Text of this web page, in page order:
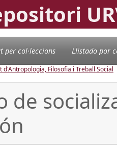
per col·leccions Llistado por
d'Antropologia, Filosofia i Treball Social
de